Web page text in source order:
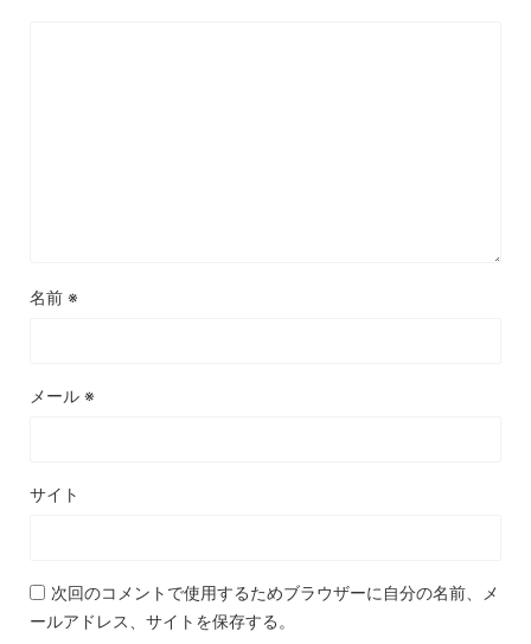
名前 ※
メール ※
サイト
次回のコメントで使用するためブラウザーに自分の名前、メ
ールアドレス、サイトを保存する。